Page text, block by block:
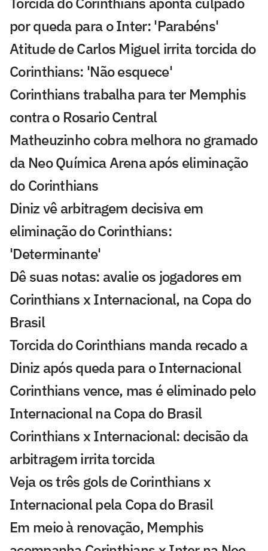
por queda para o Inter: 'Parabéns'
Atitude de Carlos Miguel irrita torcida do
Corinthians: 'Não esquece'
Corinthians trabalha para ter Memphis
contra o Rosario Central
Matheuzinho cobra melhora no gramado
da Neo Química Arena após eliminação
do Corinthians
Diniz vê arbitragem decisiva em
eliminação do Corinthians:
'Determinante'
Dê suas notas: avalie os jogadores em
Corinthians x Internacional, na Copa do
Brasil
Torcida do Corinthians manda recado a
Diniz após queda para o Internacional
Corinthians vence, mas é eliminado pelo
Internacional na Copa do Brasil
Corinthians x Internacional: decisão da
arbitragem irrita torcida
Veja os três gols de Corinthians x
Internacional pela Copa do Brasil
Em meio à renovação, Memphis